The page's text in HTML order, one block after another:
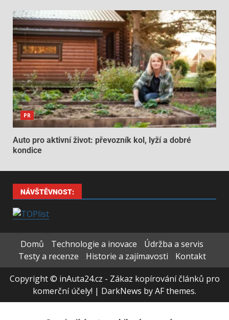
PR
Auto pro aktivní život: převozník kol, lyží a dobré
kondice
NÁVŠTĚVNOST:
Domů Technologie a inovace
Údržba a servis
Testy a recenze
Historie a zajímavosti
Kontakt
Copyright © inAuta24.cz - Zákaz kopírování článků pro
komerční účely! | DarkNews by AF themes.